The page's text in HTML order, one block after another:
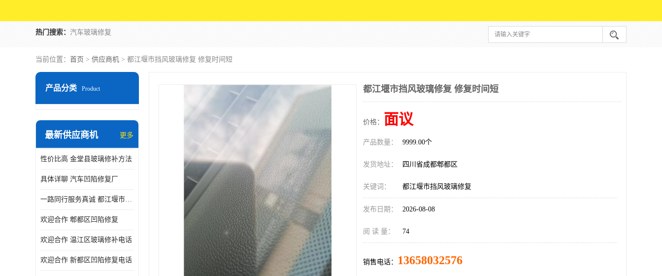
热门搜索： 汽车玻璃修复
当前位置： 首页 > 供应商机 > 都江堰市挡风玻璃修复 修复时间短
产品分类 Product
最新供应商机 更多
性价比高 金堂县玻璃修补方法
具体详聊 汽车凹陷修复厂
一路同行服务真诚 都江堰市凹陷修复厂商直供
欢迎合作 郫都区凹陷修复
欢迎合作 温江区玻璃修补电话
欢迎合作 新都区凹陷修复电话
都江堰市挡风玻璃修复 修复时间短
价格： 面议
产品数量： 9999.00个
发货地址： 四川省成都郫都区
关键词： 都江堰市挡风玻璃修复
发布日期： 2026-08-08
阅 读 量： 74
销售电话： 13658032576